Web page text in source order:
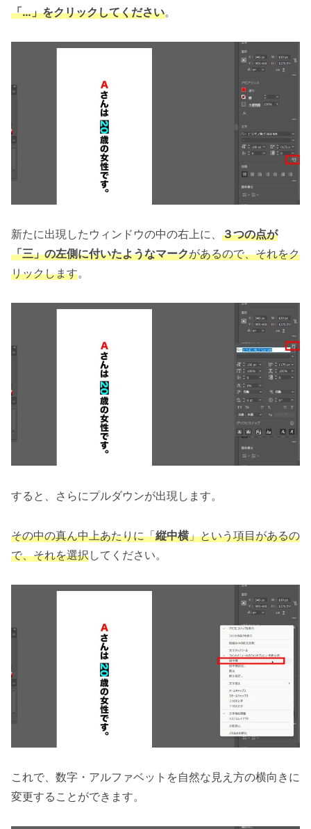
「…」をクリックしてください。
新たに出現したウィンドウの中の右上に、 ３つの点が
「三」の左側に付いたようなマークがあるので、それをク
リックします。
すると、さらにプルダウンが出現します。
その中の真ん中上あたりに「縦中横」という項目があるの
で、それを選択してください。
これで、数字・アルファベットを自然な見え方の横向きに
変更することができます。